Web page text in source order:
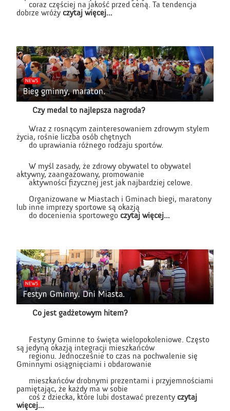
coraz częściej na jakość przed ceną. Ta tendencja
dobrze wróży czytaj więcej…
Czy medal to najlepsza nagroda?
Wraz z rosnącym zainteresowaniem zdrowym stylem
życia, rośnie liczba osób chętnych
do uprawiania różnego rodzaju sportów.
W myśl zasady, że zdrowy obywatel to obywatel
aktywny, zaangażowany, promowanie
aktywności fizycznej jest jak najbardziej celowe.
Organizowane w Miastach i Gminach biegi, maratony
lub inne imprezy sportowe są okazją
do docenienia sportowego czytaj więcej…
Co jestgadżetowym hitem?
Festyny Gminne to święta wielopokoleniowe. Często
są jedyną okazją integracji mieszkańców
regionu. Jednocześnie to czas na pochwalenie się
Gminnymi osiągnięciami i obdarowanie
mieszkańców drobnymi prezentami i przyjemnościami
pamiętając, że każdy ma w sobie
coś z dziecka, które lubi dostawać prezenty czytaj
więcej…